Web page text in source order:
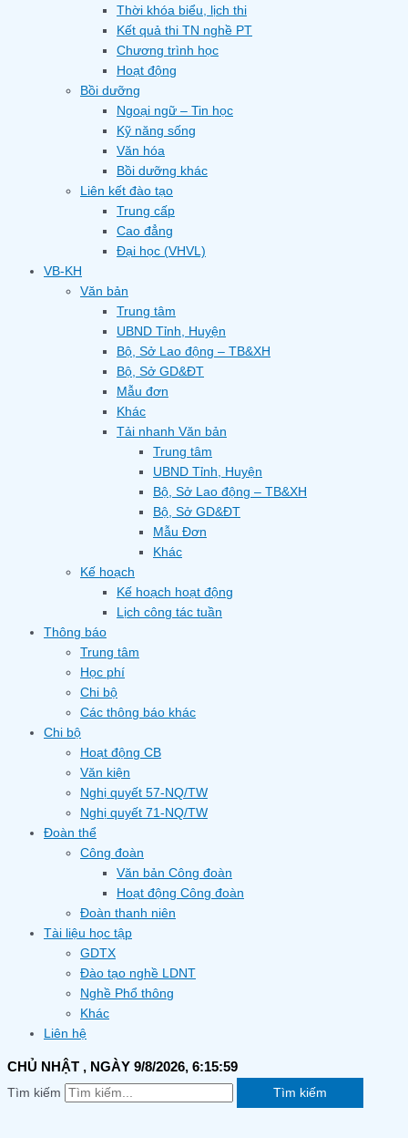
Thời khóa biểu, lịch thi
Kết quả thi TN nghề PT
Chương trình học
Hoạt động
Bồi dưỡng
Ngoại ngữ – Tin học
Kỹ năng sống
Văn hóa
Bồi dưỡng khác
Liên kết đào tạo
Trung cấp
Cao đẳng
Đại học (VHVL)
VB-KH
Văn bản
Trung tâm
UBND Tỉnh, Huyện
Bộ, Sở Lao động – TB&XH
Bộ, Sở GD&ĐT
Mẫu đơn
Khác
Tải nhanh Văn bản
Trung tâm
UBND Tỉnh, Huyện
Bộ, Sở Lao động – TB&XH
Bộ, Sở GD&ĐT
Mẫu Đơn
Khác
Kế hoạch
Kế hoạch hoạt động
Lịch công tác tuần
Thông báo
Trung tâm
Học phí
Chi bộ
Các thông báo khác
Chi bộ
Hoạt động CB
Văn kiện
Nghị quyết 57-NQ/TW
Nghị quyết 71-NQ/TW
Đoàn thể
Công đoàn
Văn bản Công đoàn
Hoạt động Công đoàn
Đoàn thanh niên
Tài liệu học tập
GDTX
Đào tạo nghề LDNT
Nghề Phổ thông
Khác
Liên hệ
CHỦ NHẬT , NGÀY 9/8/2026, 6:16:00
Tìm kiếm Tìm kiếm